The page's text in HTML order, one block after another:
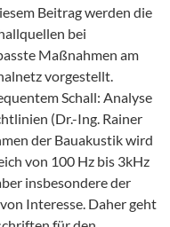
Beitrag werden die
bei
Maßnahmen am
vorgestellt.
Schall: Analyse
(Dr.-Ing. Rainer
der Bauakustik wird
von 100 Hz bis 3kHz
insbesondere der
Interesse. Daher geht